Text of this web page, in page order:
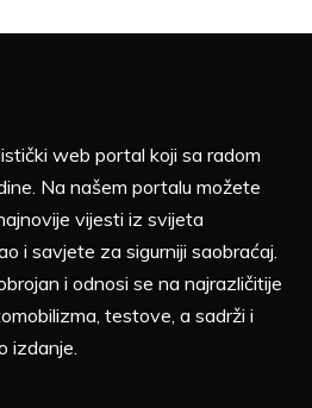
web portal koji sa radom
Na našem portalu možete
vijesti iz svijeta
i savjete za sigurniji saobraćaj.
i odnosi se na najrazličitije
testove, a sadrži i
izdanje.